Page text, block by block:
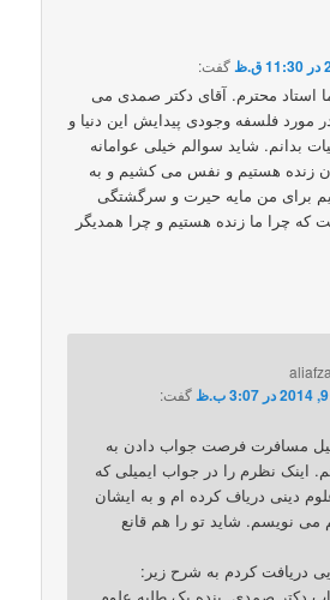
گفت:
استاد محترم. آقای دکتر صمدی می
مورد فلسفه وجودی پیدایش این دنیا و
بدانم. شاید سوالم خیلی عوامانه
زنده هستیم و نفس می کشیم و به
برای من مایه حیرت و سرگشتگی
چرا ما زنده هستیم و چرا همدیگر
گفت:
مسافرت فرصت جواب دادن به
اینک نظرم را در جواب ایمیلی که
دینی دریاف کرده ام و به ایشان
می نویسم. شاید تو را هم قانع
دریافت کردم به شرح زیر:
دکتر صمدی. بنده یک طلبه علوم